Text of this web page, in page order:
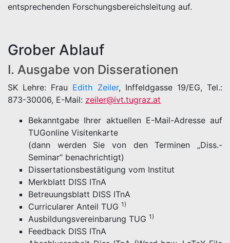
entsprechenden Forschungsbereichsleitung auf.
Grober Ablauf
I. Ausgabe von Disserationen
SK Lehre: Frau Edith Zeiler, Inffeldgasse 19/EG, Tel.:
873-30006, E-Mail: zeiler@ivt.tugraz.at
Bekanntgabe Ihrer aktuellen E-Mail-Adresse auf
TUGonline Visitenkarte
(dann werden Sie von den Terminen „Diss.-
Seminar“ benachrichtigt)
Dissertationsbestätigung vom Institut
Merkblatt DISS ITnA
Betreuungsblatt DISS ITnA
Curricularer Anteil TUG 1)
Ausbildungsvereinbarung TUG 1)
Feedback DISS ITnA